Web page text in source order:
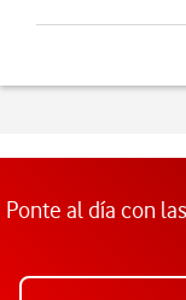
Ponte al día con